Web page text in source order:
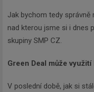
Jak bychom tedy správně
nad kterou jsme si i dnes
skupiny SMP CZ.
Green Deal může
V poslední době, jak si